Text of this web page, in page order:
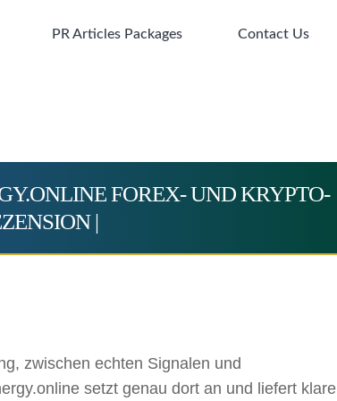
PR Articles Packages Contact Us
FOREX- UND KRYPTO-
|
zwischen echten Signalen und
setzt genau dort an und liefert klare